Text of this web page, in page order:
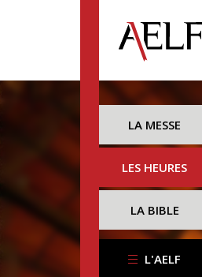
LA MESSE
LES HEURES
LA BIBLE
L'AELF